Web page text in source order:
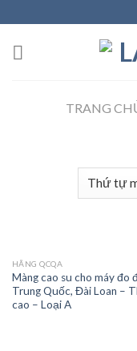
to
content
TRANG
HÃNG QCQA
Màng cao su cho máy đo
Trung Quốc, Đài Loan –
cao – Loại A